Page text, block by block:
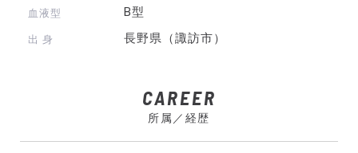
血液型 B型
出 身 長野県（諏訪市）
CAREER
所属／経歴